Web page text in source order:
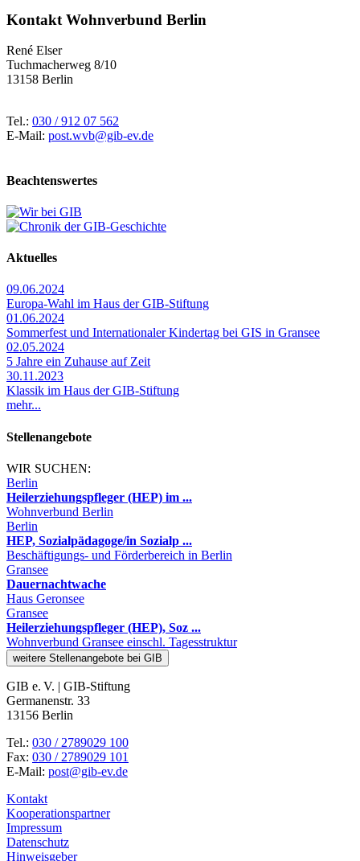
Kontakt Wohnverbund Berlin
René Elser
Tuchmacherweg 8/10
13158 Berlin
Tel.: 030 / 912 07 562
E-Mail: post.wvb@gib-ev.de
Beachtenswertes
Aktuelles
09.06.2024
Europa-Wahl im Haus der GIB-Stiftung
01.06.2024
Sommerfest und Internationaler Kindertag bei GIS in Gransee
02.05.2024
5 Jahre ein Zuhause auf Zeit
30.11.2023
Klassik im Haus der GIB-Stiftung
mehr...
Stellenangebote
WIR SUCHEN:
Berlin
Heilerziehungspfleger (HEP) im ...
Wohnverbund Berlin
Berlin
HEP, Sozialpädagoge/in Sozialp ...
Beschäftigungs- und Förderbereich in Berlin
Gransee
Dauernachtwache
Haus Geronsee
Gransee
Heilerziehungspfleger (HEP), Soz ...
Wohnverbund Gransee einschl. Tagesstruktur
weitere Stellenangebote bei GIB
GIB e. V. | GIB-Stiftung
Germanenstr. 33
13156 Berlin
Tel.: 030 / 2789029 100
Fax: 030 / 2789029 101
E-Mail: post@gib-ev.de
Kontakt
Kooperationspartner
Impressum
Datenschutz
Hinweisgeber